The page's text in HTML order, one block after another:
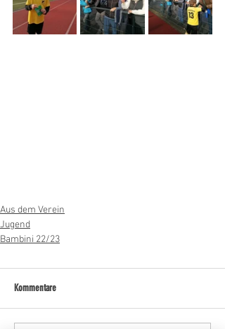
Aus dem Verein
Jugend
Bambini 22/23
Kommentare